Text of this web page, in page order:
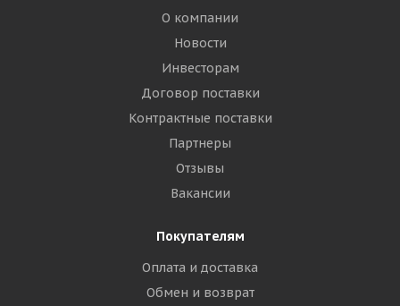
О компании
Новости
Инвесторам
Договор поставки
Контрактные поставки
Партнеры
Отзывы
Вакансии
Покупателям
Оплата и доставка
Обмен и возврат